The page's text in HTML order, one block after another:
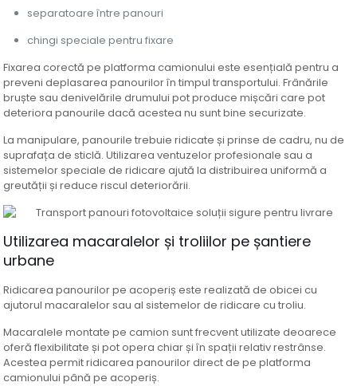
separatoare între panouri
chingi speciale pentru fixare
Fixarea corectă pe platforma camionului este esențială pentru a
preveni deplasarea panourilor în timpul transportului. Frânările
bruște sau denivelările drumului pot produce mișcări care pot
deteriora panourile dacă acestea nu sunt bine securizate.
La manipulare, panourile trebuie ridicate și prinse de cadru, nu de
suprafața de sticlă. Utilizarea ventuzelor profesionale sau a
sistemelor speciale de ridicare ajută la distribuirea uniformă a
greutății și reduce riscul deteriorării.
Utilizarea macaralelor și troliilor pe șantiere
urbane
Ridicarea panourilor pe acoperiș este realizată de obicei cu
ajutorul macaralelor sau al sistemelor de ridicare cu troliu.
Macaralele montate pe camion sunt frecvent utilizate deoarece
oferă flexibilitate și pot opera chiar și în spații relativ restrânse.
Acestea permit ridicarea panourilor direct de pe platforma
camionului până pe acoperiș.